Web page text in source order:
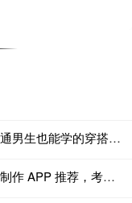
盛宝配资 王鹤棣这波复古足球风绝了！普通男生也能学的穿搭公式
红腾网配资平台 证件照难题全解决！免费制作 APP 推荐，考试照 + 签证照一键生成零返工